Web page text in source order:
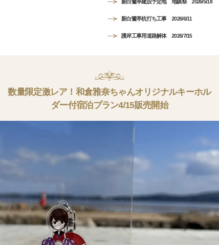
新白鷺亭建設予定地 地鎮祭 2026/5/18
新白鷺亭杭打ち工事 2026/6/11
護岸工事用道路解体 2026/7/15
数量限定激レア！和倉雅奈ちゃんオリジナルキーホル
ダー付宿泊プラン4/15販売開始